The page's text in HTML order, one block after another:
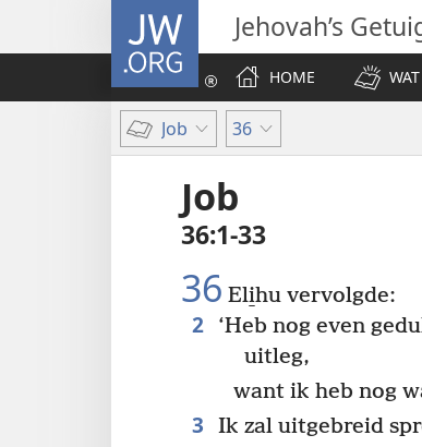
JW.ORG Jehovah’s
HOME
Job 36
Job
36:1-33
36 Eli̱hu vervolgde:
2
‘Heb nog even
uitleg,
want ik heb nog
3
Ik zal uitgebreid